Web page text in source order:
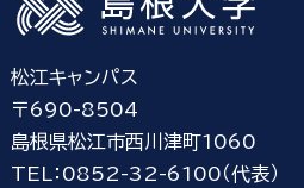
松江キャンパス
〒690-8504
島根県松江市西川津町1060
TEL：0852-32-6100（代表）